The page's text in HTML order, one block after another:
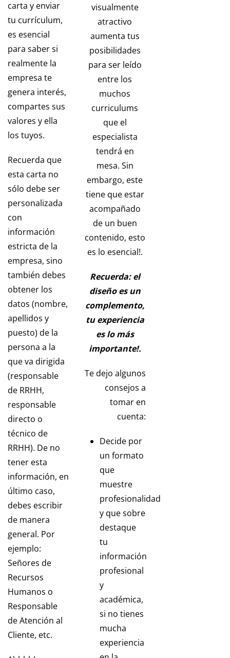
carta y enviar
tu currículum,
es esencial
para saber si
realmente la
empresa te
genera interés,
compartes sus
valores y ella
los tuyos.
Recuerda que
esta carta no
sólo debe ser
personalizada
con
información
estricta de la
empresa, sino
también debes
obtener los
datos (nombre,
apellidos y
puesto) de la
persona a la
que va dirigida
(responsable
de RRHH,
responsable
directo o
técnico de
RRHH). De no
tener esta
información, en
último caso,
debes escribir
de manera
general. Por
ejemplo:
Señores de
Recursos
Humanos o
Responsable
de Atención al
Cliente, etc.
visualmente
atractivo
aumenta tus
posibilidades
para ser leído
entre los
muchos
curriculums
que el
especialista
tendrá en
mesa. Sin
embargo, este
tiene que estar
acompañado
de un buen
contenido, esto
es lo esencial!.
Recuerda: el
diseño es un
complemento,
tu experiencia
es lo más
importante!.
Te dejo algunos
consejos a
tomar en
cuenta:
Decide por
un formato
que
muestre
profesionalidad
y que sobre
destaque
tu
información
profesional
y
académica,
si no tienes
mucha
experiencia